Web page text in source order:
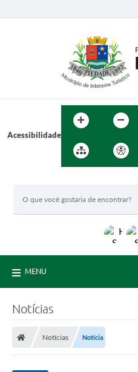
Acessibilidade
MENU
Notícias
Notícias Notícia